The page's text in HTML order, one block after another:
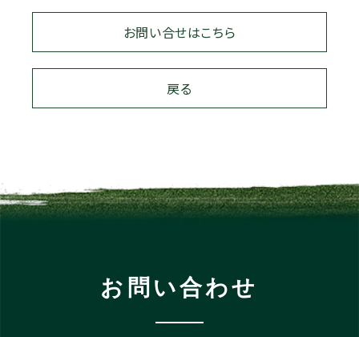
戻る
お問い合せはこちら
お問い合わせ